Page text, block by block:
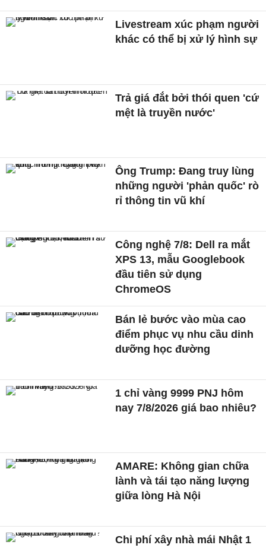
Livestream xúc phạm người
khác có thể bị xử lý hình sự
Trả giá đắt bởi thói quen 'cứ
mệt là truyền nước'
Ông Trump: Đang truy lùng
những người 'phản quốc' rò
rỉ thông tin vũ khí
Công nghệ 7/8: Dell ra mắt
XPS 13, mẫu Googlebook
đầu tiên sử dụng
ChromeOS
Bán lẻ bước vào mùa cao
điểm phục vụ nhu cầu dinh
dưỡng học đường
1 chỉ vàng 9999 PNJ hôm
nay 7/8/2026 giá bao nhiêu?
AMARE: Không gian chữa
lành và tái tạo năng lượng
giữa lòng Hà Nội
Chi phí xây nhà mái Nhật 1